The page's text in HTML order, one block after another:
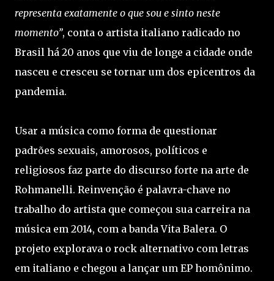
representa exatamente o que sou e sinto neste
momento”, conta o artista italiano radicado no
Brasil há 20 anos que viu de longe a cidade onde
nasceu e cresceu se tornar um dos epicentros da
pandemia.
Usar a música como forma de questionar
padrões sexuais, amorosos, políticos e
religiosos faz parte do discurso forte na arte de
Rohmanelli. Reinvenção é palavra-chave no
trabalho do artista que começou sua carreira na
música em 2014, com a banda Vita Balera. O
projeto explorava o rock alternativo com letras
em italiano e chegou a lançar um EP homônimo.